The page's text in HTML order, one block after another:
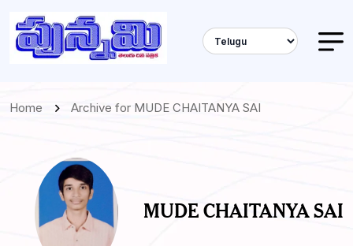
Home Archive for MUDE CHAITANYA SAI
MUDE CHAITANYA SAI